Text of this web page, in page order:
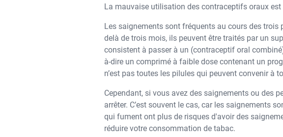
La mauvaise utilisation des contraceptifs oraux
Les saignements sont fréquents au cours des
delà de trois mois, ils peuvent être traités par un
consistent à passer à un (contraceptif oral
à-dire un comprimé à faible dose contenant un
n’est pas toutes les pilules qui peuvent convenir à
Cependant, si vous avez des saignements ou des
arrêter. C’est souvent le cas, car les saignements
qui fument ont plus de risques d'avoir des
réduire votre consommation de tabac.